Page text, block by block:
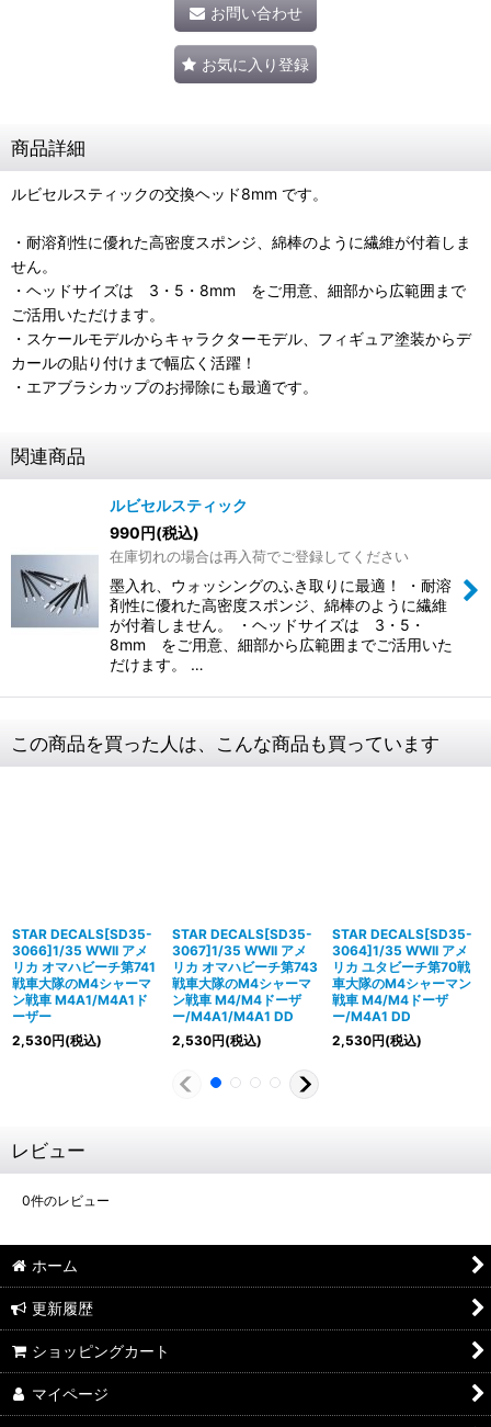
お問い合わせ
お気に入り登録
商品詳細
ルビセルスティックの交換ヘッド8mm です。
・耐溶剤性に優れた高密度スポンジ、綿棒のように繊維が付着しま
せん。
・ヘッドサイズは 3・5・8mm をご用意、細部から広範囲まで
ご活用いただけます。
・スケールモデルからキャラクターモデル、フィギュア塗装からデ
カールの貼り付けまで幅広く活躍！
・エアブラシカップのお掃除にも最適です。
関連商品
ルビセルスティック
990円(税込)
在庫切れの場合は再入荷でご登録してください
墨入れ、ウォッシングのふき取りに最適！ ・耐溶
剤性に優れた高密度スポンジ、綿棒のように繊維
が付着しません。 ・ヘッドサイズは 3・5・
8mm をご用意、細部から広範囲までご活用いた
だけます。 …
この商品を買った人は、こんな商品も買っています
STAR DECALS[SD35-
3066]1/35 WWII アメ
リカ オマハビーチ第741
戦車大隊のM4シャーマ
ン戦車 M4A1/M4A1ド
ーザー
2,530円(税込)
STAR DECALS[SD35-
3067]1/35 WWII アメ
リカ オマハビーチ第743
戦車大隊のM4シャーマ
ン戦車 M4/M4ドーザ
ー/M4A1/M4A1 DD
2,530円(税込)
STAR DECALS[SD35-
3064]1/35 WWII アメ
リカ ユタビーチ第70戦
車大隊のM4シャーマン
戦車 M4/M4ドーザ
ー/M4A1 DD
2,530円(税込)
レビュー
0件のレビュー
ホーム
更新履歴
ショッピングカート
マイページ